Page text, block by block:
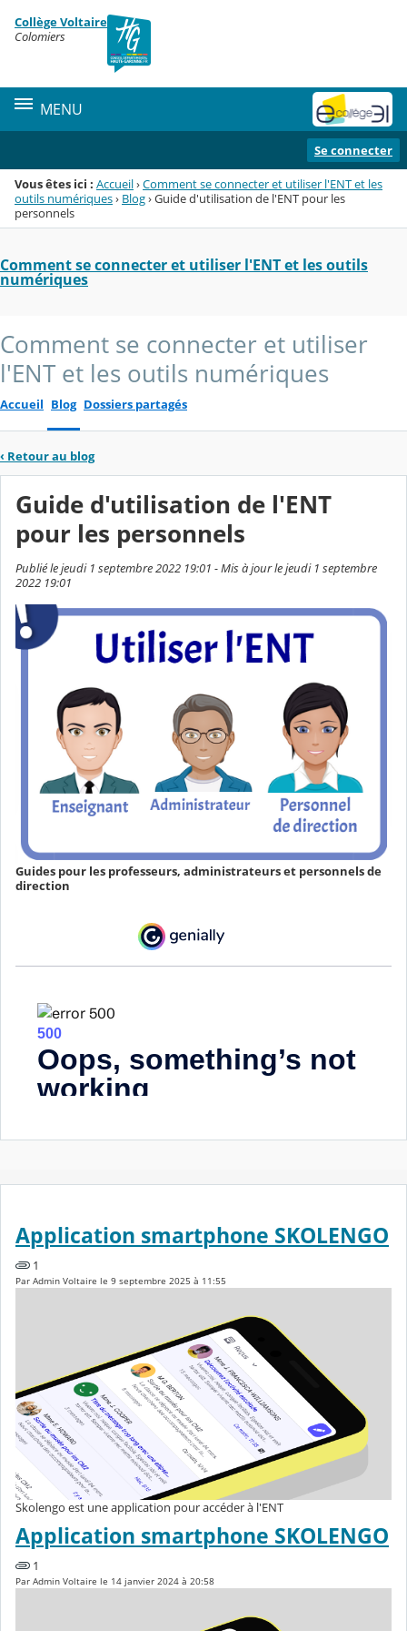
Menu de la rubrique
Contenu
Collège Voltaire
Colomiers
MENU
Se connecter
Vous êtes ici : Accueil›Comment se connecter et utiliser l'ENT et les
outils numériques› Blog›Guide d'utilisation de l'ENT pour les
personnels
Comment se connecter et utiliser l'ENT et les outils
numériques
Comment se connecter et utiliser
l'ENT et les outils numériques
Accueil Blog Dossiers partagés
‹ Retour au blog
Guide d'utilisation de l'ENT
pour les personnels
Publié le jeudi 1 septembre 2022 19:01 - Mis à jour le jeudi 1 septembre
2022 19:01
Guides pour les professeurs, administrateurs et personnels de
direction
Application smartphone SKOLENGO
1
Par Admin Voltaire le 9 septembre 2025 à 11:55
Skolengo est une application pour accéder à l'ENT
Application smartphone SKOLENGO
1
Par Admin Voltaire le 14 janvier 2024 à 20:58